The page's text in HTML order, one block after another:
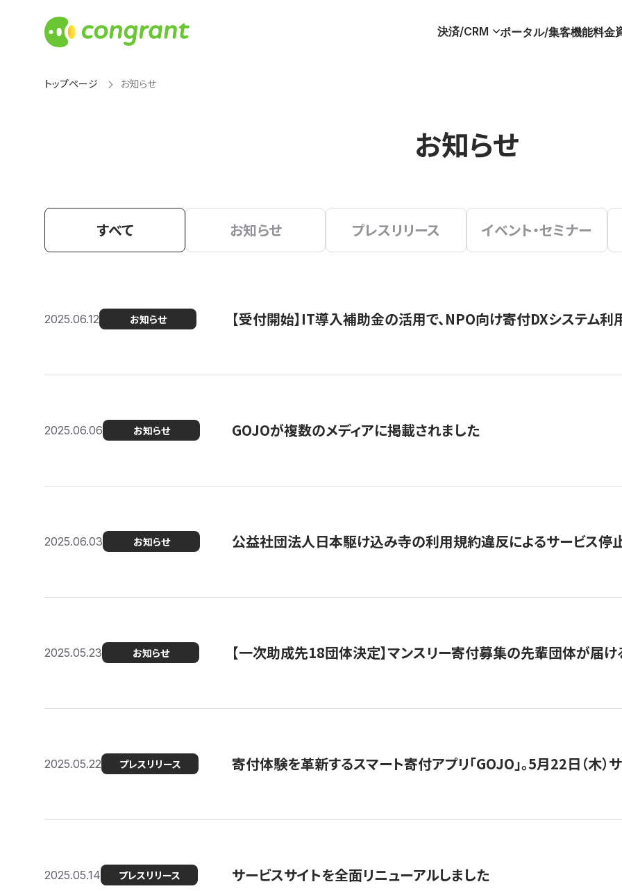
決済/CRM ポータル/集客機能料金
トップページ お知らせ
お知らせ
すべて お知らせ プレスリリース イベント・セミナー
2025.06.12 お知らせ 【受付開始】IT導入補助金の活用で、NPO向け寄付DXシステム
2025.06.06 お知らせ GOJOが複数のメディアに掲載されました
2025.06.03 お知らせ 公益社団法人日本駆け込み寺の利用規約違反によるサービス停
2025.05.23 お知らせ 【一次助成先18団体決定】マンスリー寄付募集の先輩団体が届
2025.05.22 プレスリリース 寄付体験を革新するスマート寄付アプリ「GOJO」。5月22日（木）
2025.05.14 プレスリリース サービスサイトを全面リニューアルしました